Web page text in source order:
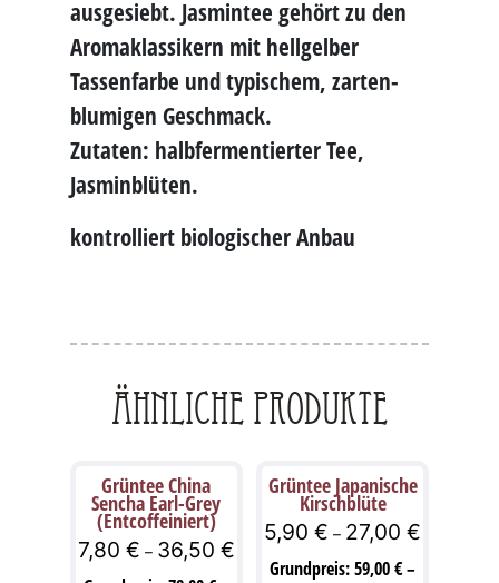
ausgesiebt. Jasmintee gehört zu den
Aromaklassikern mit hellgelber
Tassenfarbe und typischem, zarten-
blumigen Geschmack.
Zutaten: halbfermentierter Tee,
Jasminblüten.
kontrolliert biologischer Anbau
Ähnliche Produkte
Grüntee China
Sencha Earl-Grey
(Entcoffeiniert)
7,80 € – 36,50 €
Grüntee Japanische
Kirschblüte
5,90€ – 27,00€
Grundpreis:59,00€–